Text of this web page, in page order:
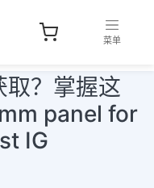
菜单
取？掌握这
panel for
IG